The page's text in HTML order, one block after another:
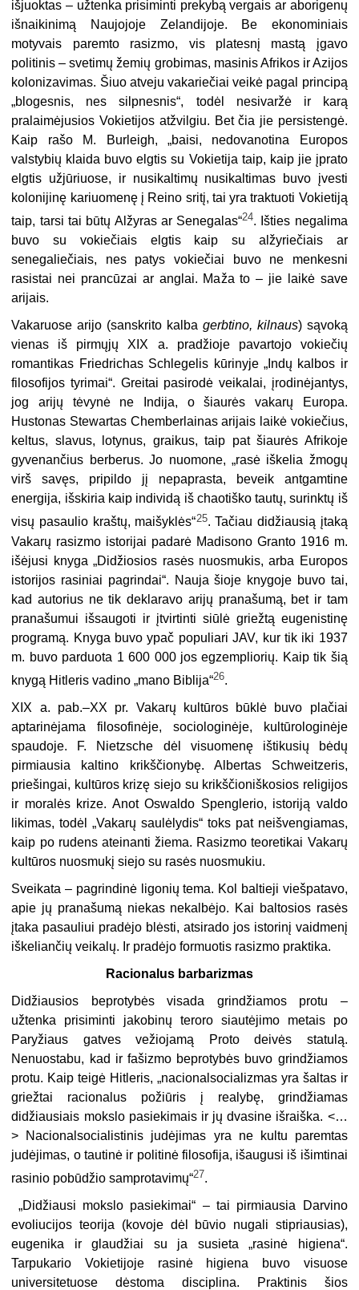
išjuoktas – užtenka prisiminti prekybą vergais ar aborigenų
išnaikinimą Naujojoje Zelandijoje. Be ekonominiais
motyvais paremto rasizmo, vis platesnį mastą įgavo
politinis – svetimų žemių grobimas, masinis Afrikos ir Azijos
kolonizavimas. Šiuo atveju vakariečiai veikė pagal principą
„blogesnis, nes silpnesnis“, todėl nesivaržė ir karą
pralaimėjusios Vokietijos atžvilgiu. Bet čia jie persistengė.
Kaip rašo M. Burleigh, „baisi, nedovanotina Europos
valstybių klaida buvo elgtis su Vokietija taip, kaip jie įprato
elgtis užjūriuose, ir nusikaltimų nusikaltimas buvo įvesti
kolonijinę kariuomenę į Reino sritį, tai yra traktuoti Vokietiją
taip, tarsi tai būtų Alžyras ar Senegalas“24. Išties negalima
buvo su vokiečiais elgtis kaip su alžyriečiais ar
senegaliečiais, nes patys vokiečiai buvo ne menkesni
rasistai nei prancūzai ar anglai. Maža to – jie laikė save
arijais.
Vakaruose arijo (sanskrito kalba gerbtino, kilnaus) sąvoką
vienas iš pirmųjų XIX a. pradžioje pavartojo vokiečių
romantikas Friedrichas Schlegelis kūrinyje „Indų kalbos ir
filosofijos tyrimai“. Greitai pasirodė veikalai, įrodinėjantys,
jog arijų tėvynė ne Indija, o šiaurės vakarų Europa.
Hustonas Stewartas Chemberlainas arijais laikė vokiečius,
keltus, slavus, lotynus, graikus, taip pat šiaurės Afrikoje
gyvenančius berberus. Jo nuomone, „rasė iškelia žmogų
virš savęs, pripildo jį nepaprasta, beveik antgamtine
energija, išskiria kaip individą iš chaotiško tautų, surinktų iš
visų pasaulio kraštų, maišyklės“25. Tačiau didžiausią įtaką
Vakarų rasizmo istorijai padarė Madisono Granto 1916 m.
išėjusi knyga „Didžiosios rasės nuosmukis, arba Europos
istorijos rasiniai pagrindai“. Nauja šioje knygoje buvo tai,
kad autorius ne tik deklaravo arijų pranašumą, bet ir tam
pranašumui išsaugoti ir įtvirtinti siūlė griežtą eugenistinę
programą. Knyga buvo ypač populiari JAV, kur tik iki 1937
m. buvo parduota 1 600 000 jos egzempliorių. Kaip tik šią
knygą Hitleris vadino „mano Biblija“26.
XIX a. pab.–XX pr. Vakarų kultūros būklė buvo plačiai
aptarinėjama filosofinėje, sociologinėje, kultūrologinėje
spaudoje. F. Nietzsche dėl visuomenę ištikusių bėdų
pirmiausia kaltino krikščionybę. Albertas Schweitzeris,
priešingai, kultūros krizę siejo su krikščioniškosios religijos
ir moralės krize. Anot Oswaldo Spenglerio, istoriją valdo
likimas, todėl „Vakarų saulėlydis“ toks pat neišvengiamas,
kaip po rudens ateinanti žiema. Rasizmo teoretikai Vakarų
kultūros nuosmukį siejo su rasės nuosmukiu.
Sveikata – pagrindinė ligonių tema. Kol baltieji viešpatavo,
apie jų pranašumą niekas nekalbėjo. Kai baltosios rasės
įtaka pasauliui pradėjo blėsti, atsirado jos istorinį vaidmenį
iškeliančių veikalų. Ir pradėjo formuotis rasizmo praktika.
Racionalus barbarizmas
Didžiausios beprotybės visada grindžiamos protu –
užtenka prisiminti jakobinų teroro siautėjimo metais po
Paryžiaus gatves vežiojamą Proto deivės statulą.
Nenuostabu, kad ir fašizmo beprotybės buvo grindžiamos
protu. Kaip teigė Hitleris, „nacionalsocializmas yra šaltas ir
griežtai racionalus požiūris į realybę, grindžiamas
didžiausiais mokslo pasiekimais ir jų dvasine išraiška. <…
> Nacionalsocialistinis judėjimas yra ne kultu paremtas
judėjimas, o tautinė ir politinė filosofija, išaugusi iš išimtinai
rasinio pobūdžio samprotavimų“27.
„Didžiausi mokslo pasiekimai“ – tai pirmiausia Darvino
evoliucijos teorija (kovoje dėl būvio nugali stipriausias),
eugenika ir glaudžiai su ja susieta „rasinė higiena“.
Tarpukario Vokietijoje rasinė higiena buvo visuose
universitetuose dėstoma disciplina. Praktinis šios